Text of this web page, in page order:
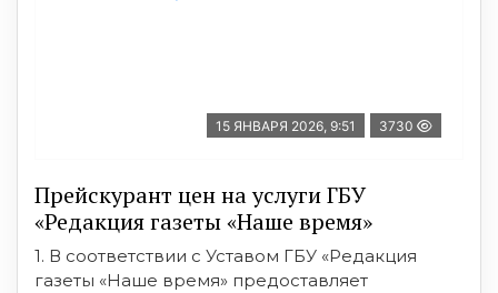
15 ЯНВАРЯ 2026, 9:51 3730
Прейскурант цен на услуги ГБУ
«Редакция газеты «Наше время»
1. В соответствии с Уставом ГБУ «Редакция
газеты «Наше время» предоставляет